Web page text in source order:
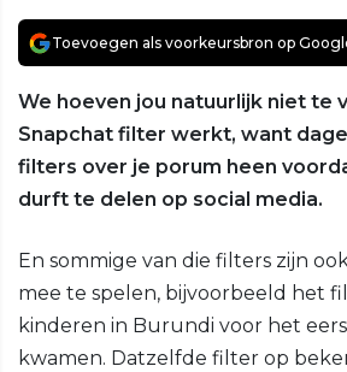
Toevoegen als voorkeursbron op
We hoeven jou natuurlijk niet te
Snapchat filter werkt, want
filters over je porum heen
durft te delen op social media.
En sommige van die filters zijn
mee te spelen, bijvoorbeeld het
kinderen in Burundi voor het
kwamen. Datzelfde filter op